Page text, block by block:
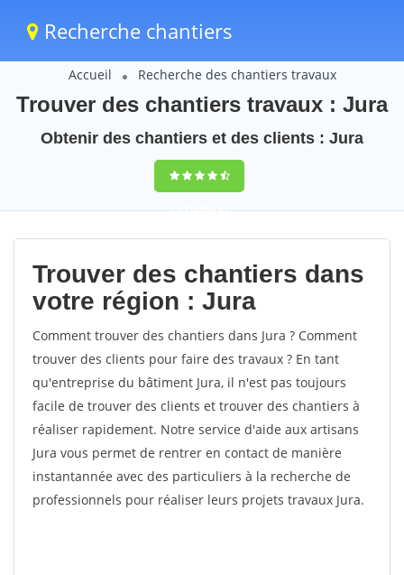
Recherche chantiers
Accueil Recherche des chantiers travaux
Trouver des chantiers travaux : Jura
Obtenir des chantiers et des clients : Jura
9,5(100%)81
votes
Trouver des chantiers dans
votre région : Jura
Comment trouver des chantiers dans Jura ? Comment
trouver des clients pour faire des travaux ? En tant
qu'entreprise du bâtiment Jura, il n'est pas toujours
facile de trouver des clients et trouver des chantiers à
réaliser rapidement. Notre service d'aide aux artisans
Jura vous permet de rentrer en contact de manière
instantannée avec des particuliers à la recherche de
professionnels pour réaliser leurs projets travaux Jura.